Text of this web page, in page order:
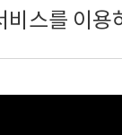
스를 이용